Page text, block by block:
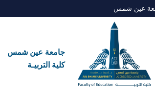
عين شمس
جامعة عين شمس
كلية التربيـة